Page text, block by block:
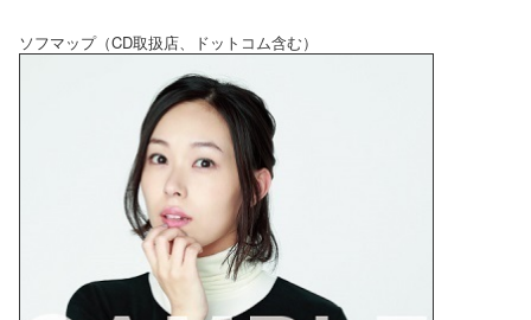
ソフマップ（CD取扱店、ドットコム含む）